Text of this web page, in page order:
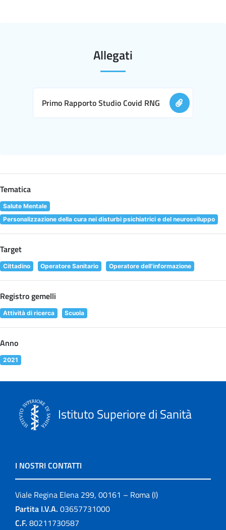
Allegati
Primo Rapporto Studio Covid RNG
Tematica
Salute Mentale
Personalizzazione della cura nei disturbi psichiatrici e del neurosviluppo
Target
Cittadino Operatore Sanitario Operatore dell'informazione
Registro gemelli
Attività di ricerca Scuola
Anno
2021
Istituto Superiore di Sanità
I NOSTRI CONTATTI
Viale Regina Elena 299, 00161 – Roma (I)
Partita I.V.A. 03657731000
C.F. 80211730587